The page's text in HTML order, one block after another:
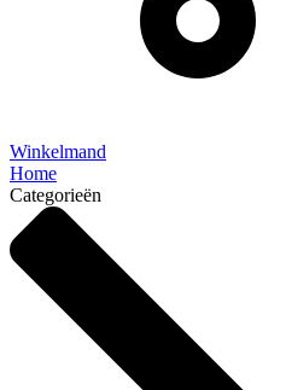
Winkelmand
Home
Categorieën